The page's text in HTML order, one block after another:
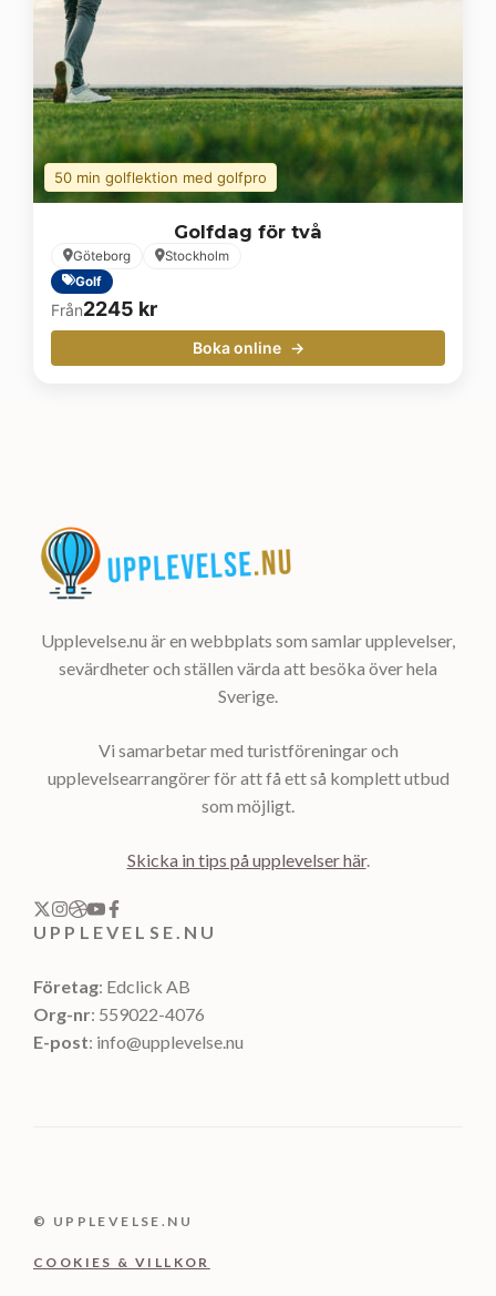
50 min golflektion med golfpro
Golfdag för två
Göteborg
Stockholm
Golf
Från2245 kr
Boka online
Upplevelse.nu är en webbplats som samlar upplevelser,
sevärdheter och ställen värda att besöka över hela
Sverige.
Vi samarbetar med turistföreningar och
upplevelsearrangörer för att få ett så komplett utbud
som möjligt.
Skicka in tips på upplevelser här.
UPPLEVELSE.NU
Företag: Edclick AB
Org-nr: 559022-4076
E-post: info@upplevelse.nu
© UPPLEVELSE.NU
COOKIES & VILLKOR